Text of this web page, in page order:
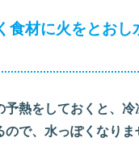
食材に火をとおし
予熱をしておくと、
で、水っぽくなりま